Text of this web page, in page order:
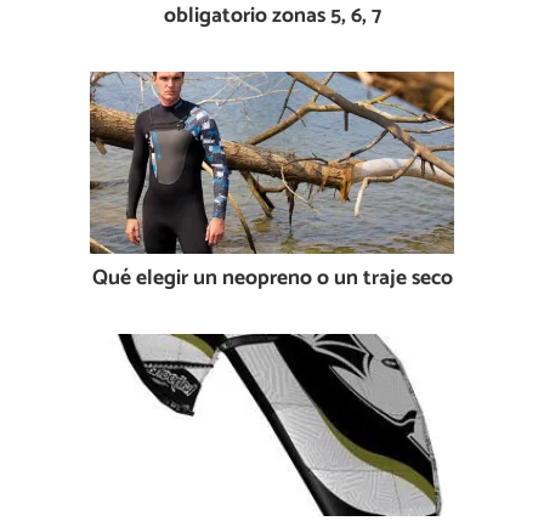
obligatorio zonas 5, 6, 7
Qué elegir un neopreno o un traje seco